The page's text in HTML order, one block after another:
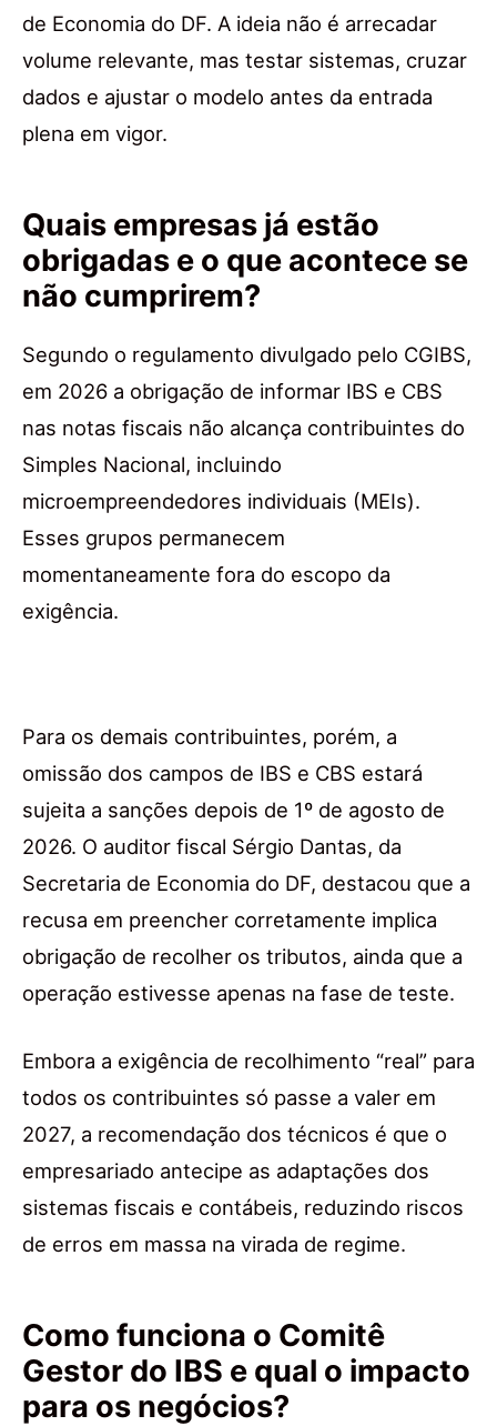
de Economia do DF. A ideia não é arrecadar
volume relevante, mas testar sistemas, cruzar
dados e ajustar o modelo antes da entrada
plena em vigor.
Quais empresas já estão
obrigadas e o que acontece se
não cumprirem?
Segundo o regulamento divulgado pelo CGIBS,
em 2026 a obrigação de informar IBS e CBS
nas notas fiscais não alcança contribuintes do
Simples Nacional, incluindo
microempreendedores individuais (MEIs).
Esses grupos permanecem
momentaneamente fora do escopo da
exigência.
Para os demais contribuintes, porém, a
omissão dos campos de IBS e CBS estará
sujeita a sanções depois de 1º de agosto de
2026. O auditor fiscal Sérgio Dantas, da
Secretaria de Economia do DF, destacou que a
recusa em preencher corretamente implica
obrigação de recolher os tributos, ainda que a
operação estivesse apenas na fase de teste.
Embora a exigência de recolhimento “real” para
todos os contribuintes só passe a valer em
2027, a recomendação dos técnicos é que o
empresariado antecipe as adaptações dos
sistemas fiscais e contábeis, reduzindo riscos
de erros em massa na virada de regime.
Como funciona o Comitê
Gestor do IBS e qual o impacto
para os negócios?